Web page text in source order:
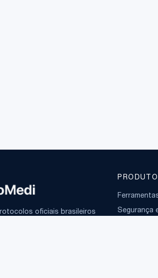
oficiais brasileiros
PRODUTO
Segurança